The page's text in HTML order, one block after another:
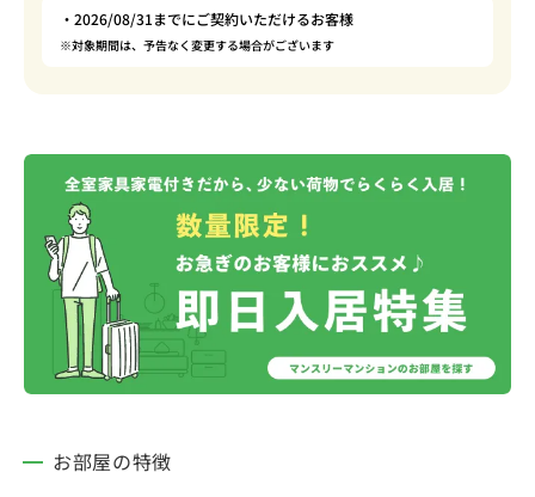
・2026/08/31までにご契約いただけるお客様
※対象期間は、予告なく変更する場合がございます
お部屋の特徴